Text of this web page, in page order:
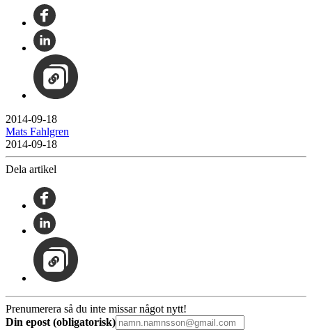
2014-09-18
Mats Fahlgren
2014-09-18
Dela artikel
Prenumerera så du inte missar något nytt!
Din epost (obligatorisk)